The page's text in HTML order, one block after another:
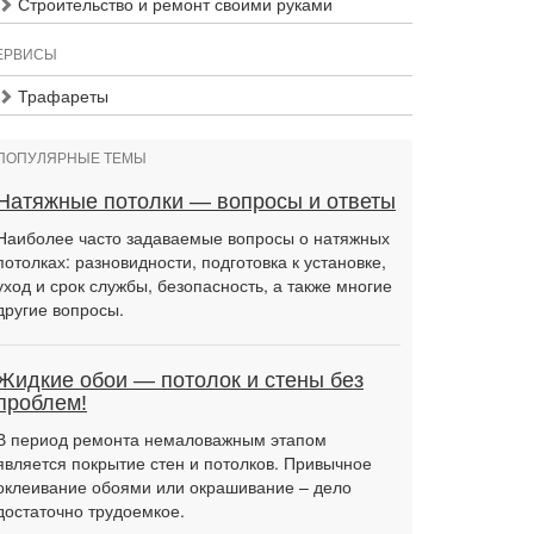
Трафареты
ТЕМЫ
потолки — вопросы и ответы
часто задаваемые вопросы о натяжных
разновидности, подготовка к установке,
и срок службы, безопасность, а также многие
вопросы.
обои — потолок и стены без
период ремонта немаловажным этапом
покрытие стен и потолков. Привычное
обоями или окрашивание – дело
трудоемкое.